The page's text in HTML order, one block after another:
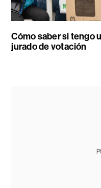
Cómo saber si tengo
jurado de votación